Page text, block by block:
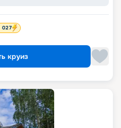
027
круиз